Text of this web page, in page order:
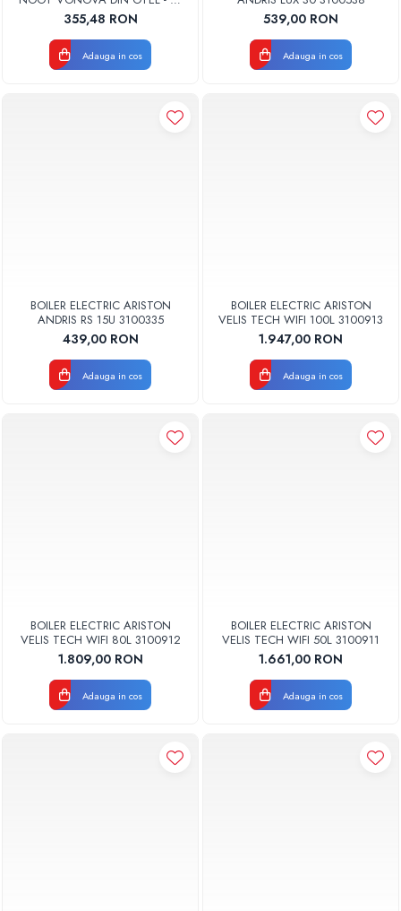
ANI GARANTIE
355,48 RON
Adauga in cos
539,00 RON
Adauga in cos
BOILER ELECTRIC ARISTON
ANDRIS RS 15U 3100335
439,00 RON
Adauga in cos
BOILER ELECTRIC ARISTON
VELIS TECH WIFI 100L 3100913
1.947,00 RON
Adauga in cos
BOILER ELECTRIC ARISTON
VELIS TECH WIFI 80L 3100912
1.809,00 RON
Adauga in cos
BOILER ELECTRIC ARISTON
VELIS TECH WIFI 50L 3100911
1.661,00 RON
Adauga in cos